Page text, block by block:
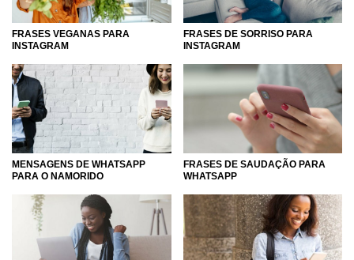
FRASES VEGANAS PARA
INSTAGRAM
FRASES DE SORRISO PARA
INSTAGRAM
MENSAGENS DE WHATSAPP
PARA O NAMORIDO
FRASES DE SAUDAÇÃO PARA
WHATSAPP